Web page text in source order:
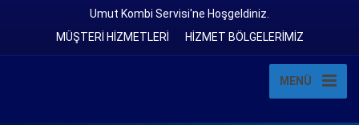
Umut Kombi Servisi'ne Hoşgeldiniz.
MÜŞTERİ HİZMETLERİ
HİZMET BÖLGELERİMİZ
MENÜ